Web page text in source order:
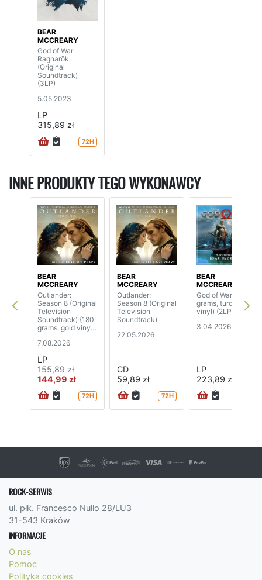
BEAR
MCCREARY
God of War
Ragnarök
(Original
Soundtrack)
(3LP)
5.05.2023
LP
315,89 zł
72H
INNE PRODUKTY TEGO WYKONAWCY
BEAR
MCCREARY
Outlander:
Season 8 (Original
Television
Soundtrack) (180
grams, gold vinyl)
7.08.2026
LP
155,89 zł
144,99 zł
72H
BEAR
MCCREARY
Outlander:
Season 8 (Original
Television
Soundtrack)
22.05.2026
CD
59,89 zł
72H
BEAR
MCCREARY
God of War (180
grams, turquoise
vinyl) (2LP)
3.04.2026
LP
223,89 zł
ROCK-SERWIS
ul. płk. Francesco Nullo 28/LU3
31-543 Kraków
INFORMACJE
O nas
Pomoc
Polityka cookies